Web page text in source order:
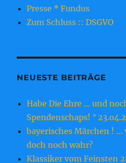
Presse * Fundus
Zum Schluss :: DSGVO
NEUESTE BEITRÄGE
Habe Die Ehre … und
Spendenschaps! °
bayerisches Märchen !
doch noch wahr?
Klassiker vom Feinsten